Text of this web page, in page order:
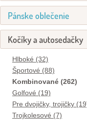
Pánske oblečenie
Kočíky a autosedačky
Hlboké (32)
Športové (88)
Kombinované (262)
Golfové (19)
Pre dvojičky, trojičky
Trojkolesové (7)